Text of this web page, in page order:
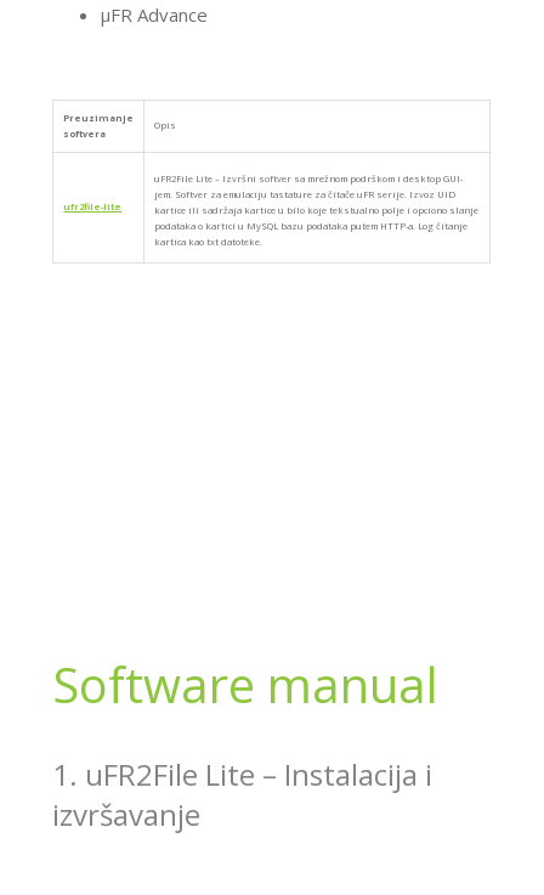
μFR Advance
Preuzimanje
softvera
Opis
ufr2file-lite
uFR2File Lite – Izvršni softver sa mrežnom podrškom i desktop GUI-
jem. Softver za emulaciju tastature za čitače uFR serije. Izvoz UID
kartice ili sadržaja kartice u bilo koje tekstualno polje i opciono slanje
podataka o kartici u MySQL bazu podataka putem HTTP-a. Log čitanje
kartica kao txt datoteke.
Software manual
1. uFR2File Lite – Instalacija i
izvršavanje